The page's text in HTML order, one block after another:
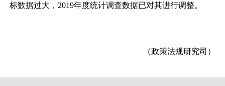
标数据过大， 2019年度统计调查数据已对其进行调整。
（政策法规研究司）